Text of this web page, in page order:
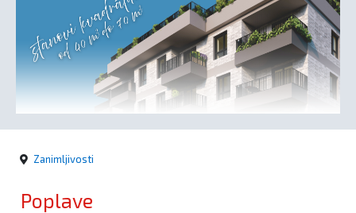
Crna
kronika
Politika
Zanimljivosti
Poplave